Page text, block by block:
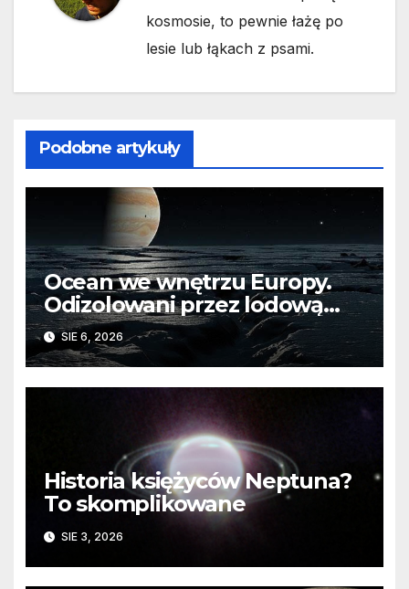
kosmosie, to pewnie łażę po
lesie lub łąkach z psami.
Podobne artykuły
Ocean we wnętrzu Europy.
Odizolowani przez lodową
barierę
SIE 6, 2026
Historia księżyców Neptuna?
To skomplikowane
SIE 3, 2026